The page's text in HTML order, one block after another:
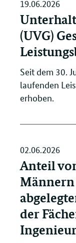
19.06.2026
(UVG)
Seit dem 30.
laufenden
erhoben.
02.06.2026
Anteil
der